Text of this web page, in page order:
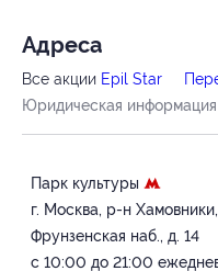
Адресa
Все акции Epil Star
Юридическая
Парк культуры
г. Москва, р-н Хамовники,
Фрунзенская наб., д. 14
с 10:00 до 21:00